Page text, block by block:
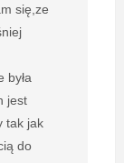
się,ze
była
jest
tak jak
do